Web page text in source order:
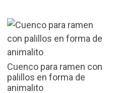
Cuenco para ramen con
palillos en forma de
animalito